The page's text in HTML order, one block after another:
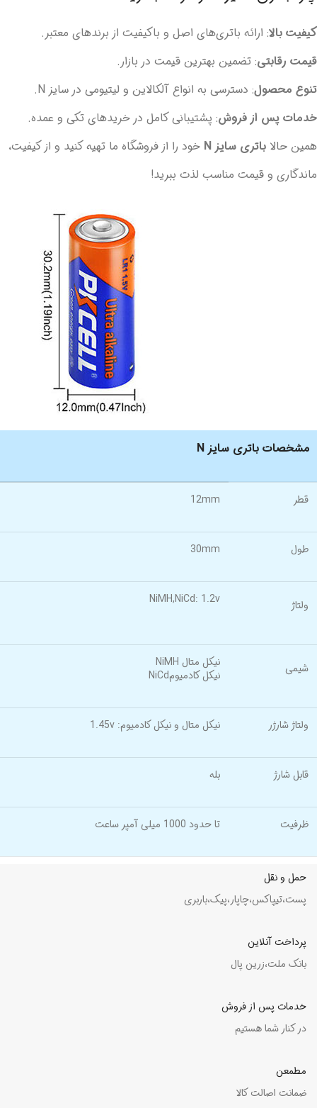
کیفیت بالا: ارائه باتری‌های اصل و باکیفیت از برندهای معتبر.
قیمت رقابتی: تضمین بهترین قیمت در بازار.
تنوع محصول: دسترسی به انواع آلکالاین و لیتیومی در سایز N.
خدمات پس از فروش: پشتیبانی کامل در خریدهای تکی و عمده.
همین حالا باتری سایز N
خود را از فروشگاه ما تهیه کنید و از کیفیت،
ماندگاری و قیمت مناسب لذت ببرید!
مشخصات باتری سایز N
قطر 12mm
طول 30mm
ولتاژ NiMH,NiCd: 1.2v
شیمی
نیکل متال NiMH
نیکل کادمیومNiCd
ولتاژ شارژر نیکل متال و نیکل کادمیوم: 1.45v
قابل شارژ بله
ظرفیت تا حدود 1000 میلی آمپر ساعت
حمل و نقل
پست،تیپاکس،چاپار،پیک،باربری
پرداخت آنلاین
بانک ملت،زرین پال
خدمات پس از فروش
در کنار شما هستیم
مطمعن
ضمانت اصالت کالا